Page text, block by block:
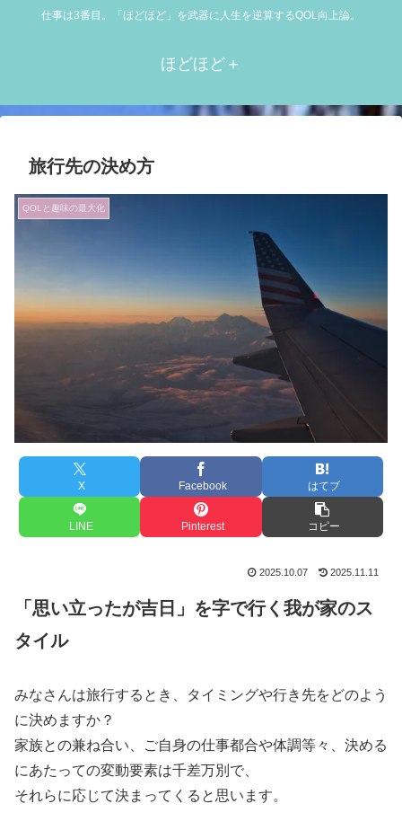
仕事は3番目。「ほどほど」を武器に人生を逆算するQOL向上論。
ほどほど＋
旅行先の決め方
QOLと趣味の最大化
X Facebook はてブ
LINE Pinterest コピー
2025.10.07 2025.11.11
「思い立ったが吉日」を字で行く我が家のス
タイル
みなさんは旅行するとき、タイミングや行き先をどのよう
に決めますか？
家族との兼ね合い、ご自身の仕事都合や体調等々、決める
にあたっての変動要素は千差万別で、
それらに応じて決まってくると思います。